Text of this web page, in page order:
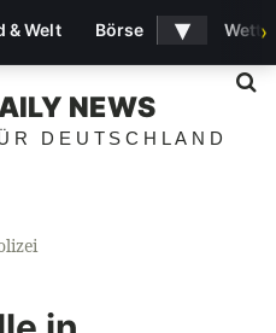
NEWS
DEUTSCHLAND
& Welt Börse ▾ ›